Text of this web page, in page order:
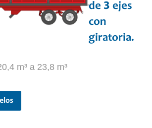
de 3 ejes
con
giratoria.
m³ a 23,8 m³